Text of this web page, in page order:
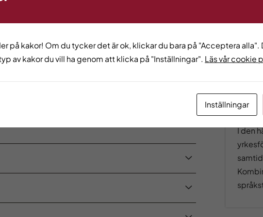
från
I den
på kakor! Om du tycker det är ok, klickar du bara på "Acceptera alla".
av kakor du vill ha genom att klicka på "Inställningar". Läs vår cookie
Inställningar